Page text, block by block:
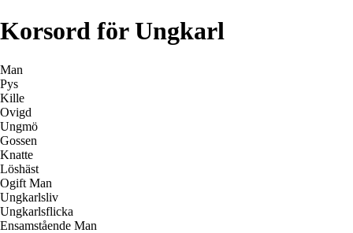
Korsord för Ungkarl
Man
Pys
Kille
Ovigd
Ungmö
Gossen
Knatte
Löshäst
Ogift Man
Ungkarlsliv
Ungkarlsflicka
Ensamstående Man